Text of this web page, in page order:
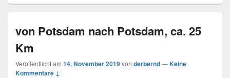
von Potsdam nach Potsdam, ca. 25
Km
Veröffentlicht am 14. November 2019von derbernd—Keine
Kommentare ↓